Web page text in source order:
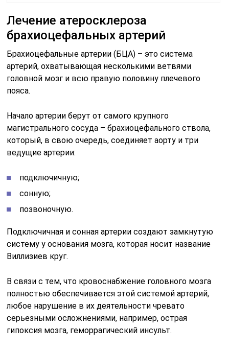
Лечение атеросклероза
брахиоцефальных артерий
Брахиоцефальные артерии (БЦА) – это система
артерий, охватывающая несколькими ветвями
головной мозг и всю правую половину плечевого
пояса.
Начало артерии берут от самого крупного
магистрального сосуда – брахиоцефального ствола,
который, в свою очередь, соединяет аорту и три
ведущие артерии:
подключичную;
сонную;
позвоночную.
Подключичная и сонная артерии создают замкнутую
систему у основания мозга, которая носит название
Виллизиев круг.
В связи с тем, что кровоснабжение головного мозга
полностью обеспечивается этой системой артерий,
любое нарушение в их деятельности чревато
серьезными осложнениями, например, острая
гипоксия мозга, геморрагический инсульт.